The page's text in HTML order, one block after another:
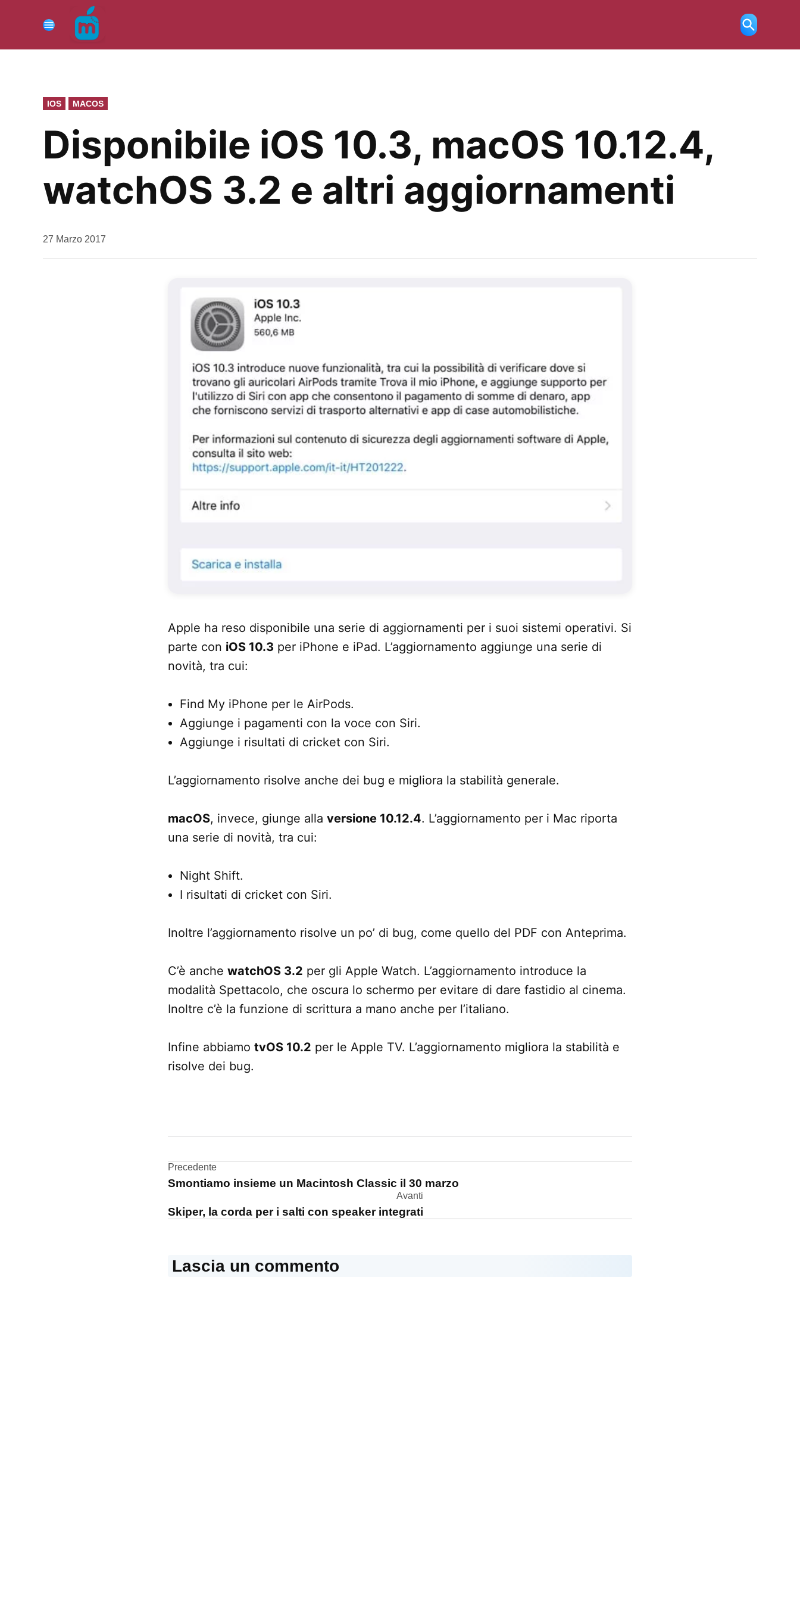
contenuto
Menu
Ricerca
aperta
PUBBLICATO
IN
IOS MACOS
Disponibile iOS 10.3, macOS 10.12.4,
watchOS 3.2 e altri aggiornamenti
da
27 Marzo 2017
Apple ha reso disponibile una serie di aggiornamenti per i suoi sistemi operativi. Si
parte con iOS 10.3 per iPhone e iPad. L’aggiornamento aggiunge una serie di
novità, tra cui:
Find My iPhone per le AirPods.
Aggiunge i pagamenti con la voce con Siri.
Aggiunge i risultati di cricket con Siri.
L’aggiornamento risolve anche dei bug e migliora la stabilità generale.
macOS, invece, giunge alla versione 10.12.4. L’aggiornamento per i Mac riporta
una serie di novità, tra cui:
Night Shift.
I risultati di cricket con Siri.
Inoltre l’aggiornamento risolve un po’ di bug, come quello del PDF con Anteprima.
C’è anche watchOS 3.2 per gli Apple Watch. L’aggiornamento introduce la
modalità Spettacolo, che oscura lo schermo per evitare di dare fastidio al cinema.
Inoltre c’è la funzione di scrittura a mano anche per l’italiano.
Infine abbiamo tvOS 10.2 per le Apple TV. L’aggiornamento migliora la stabilità e
risolve dei bug.
macOS
Navigazione
Precedente
Smontiamo insieme un Macintosh Classic il 30 marzo
Avanti
Skiper, la corda per i salti con speaker integrati
Lascia un commento